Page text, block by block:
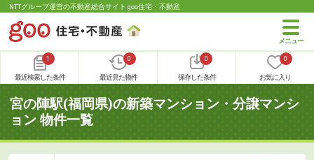
NTTグループ運営の不動産総合サイト goo住宅・不動産
1
最近検索した条件
0
最近見た物件
0
保存した条件
0
お気に入り
宮の陣駅(福岡県)の新築マンション・分譲マンシ
ョン 物件一覧